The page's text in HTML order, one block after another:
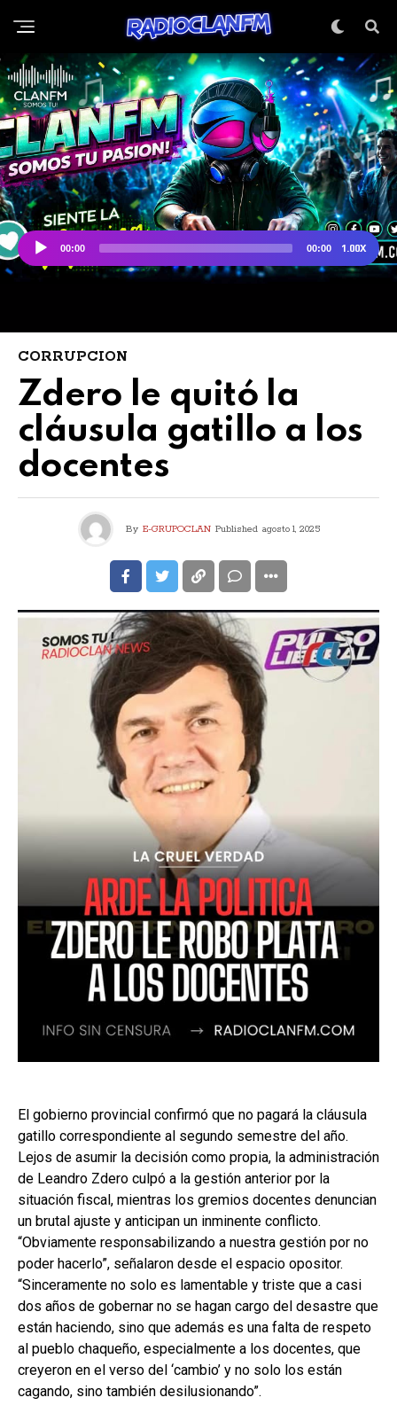
CORRUPCION
Zdero le quitó la
cláusula gatillo a los
docentes
By E-GRUPOCLAN Published agosto 1, 2025
El gobierno provincial confirmó que no pagará la cláusula
gatillo correspondiente al segundo semestre del año.
Lejos de asumir la decisión como propia, la administración
de Leandro Zdero culpó a la gestión anterior por la
situación fiscal, mientras los gremios docentes denuncian
un brutal ajuste y anticipan un inminente conflicto.
“Obviamente responsabilizando a nuestra gestión por no
poder hacerlo”, señalaron desde el espacio opositor.
“Sinceramente no solo es lamentable y triste que a casi
dos años de gobernar no se hagan cargo del desastre que
están haciendo, sino que además es una falta de respeto
al pueblo chaqueño, especialmente a los docentes, que
creyeron en el verso del ‘cambio’ y no solo los están
cagando, sino también desilusionando”.